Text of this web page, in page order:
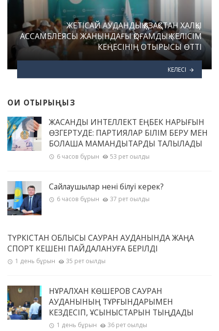
ЖЕТІСАЙ АУДАНДЫҚ ҚАЗАҚСТАН ХАЛҚЫ
АССАМБЛЕЯСЫ ЖАНЫНДАҒЫ ҚОҒАМДЫҚ КЕЛІСІМ
КЕҢЕСІНІҢ ОТЫРЫСЫ ӨТТІ
КЕЛЕСІ
ОҚИ ОТЫРЫҢЫЗ
ЖАСАНДЫ ИНТЕЛЛЕКТ ЕҢБЕК НАРЫҒЫН
ӨЗГЕРТУДЕ: ПАРТИЯЛАР БІЛІМ БЕРУ МЕН
БОЛАШАҚ МАМАНДЫҚТАРДЫ ТАЛҚЫЛАДЫ
6 часов бұрын 53 рет оқылды
Сайлаушылар нені білуі керек?
6 часов бұрын 37 рет оқылды
ТҮРКІСТАН ОБЛЫСЫ САУРАН АУДАНЫНДА ЖАҢА
СПОРТ КЕШЕНІ ПАЙДАЛАНУҒА БЕРІЛДІ
1 день бұрын 35 рет оқылды
НҰРАЛХАН КӨШЕРОВ САУРАН
АУДАНЫНЫҢ ТҰРҒЫНДАРЫМЕН
КЕЗДЕСІП, ҰСЫНЫСТАРЫН ТЫҢДАДЫ
1 день бұрын 36 рет оқылды